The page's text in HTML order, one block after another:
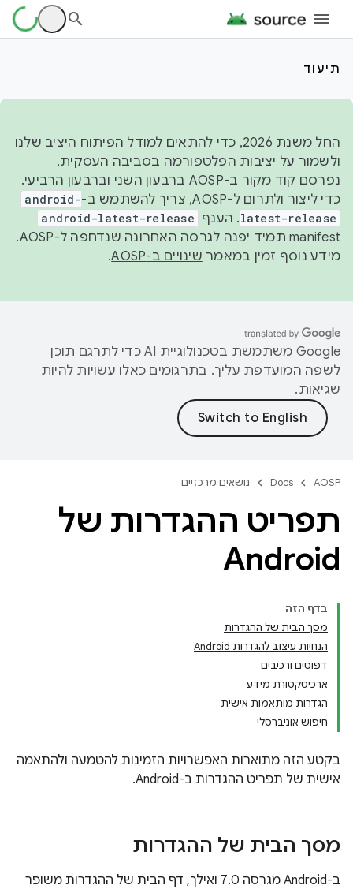
תיעוד
החל משנת 2026, כדי להתאים למודל הפיתוח היציב שלנו
ולשמור על יציבות הפלטפורמה בסביבה העסקית,
נפרסם קוד מקור ב-AOSP ברבעון השני וברבעון הרביעי.
כדי ליצור ולתרום ל-AOSP, צריך להשתמש ב-
android-
latest-release. הענף android-latest-release
manifest תמיד יפנה לגרסה האחרונה שנדחפה ל-AOSP.
מידע נוסף זמין במאמר שינויים ב-AOSP .
‫Google משתמשת בטכנולוגיית AI כדי לתרגם תוכן
לשפה המועדפת עליך. בתרגומים כאלו עשויות להיות
שגיאות.
AOSP
Docs נושאים מרכזיים
תפריט ההגדרות של
Android
בדף הזה
מסך הבית של ההגדרות
הנחיות עיצוב להגדרות Android
דפוסים ורכיבים
ארכיטקטורת מידע
הגדרות מותאמות אישית
חיפוש אוניברסלי
בקטע הזה מתוארות האפשרויות הזמינות להטמעה ולהתאמה
אישית של תפריט ההגדרות ב-Android.
מסך הבית של ההגדרות
ב-Android מגרסה 7.0 ואילך, דף הבית של ההגדרות משופר